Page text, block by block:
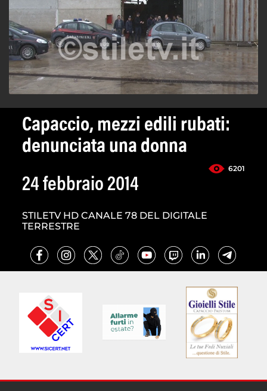
Capaccio, mezzi edili rubati:
denunciata una donna
6201
24 febbraio 2014
STILETV HD CANALE 78 DEL DIGITALE
TERRESTRE